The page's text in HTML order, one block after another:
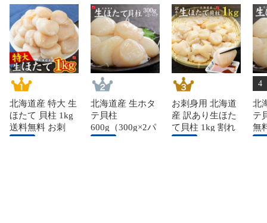
北海道産 特大 生
ほたて 貝柱 1kg
送料無料 お刺
身、バター焼
北海道産 生ホタ
テ貝柱
600g（300g×2パ
ック） お刺身 送
お刺身用 北海道
産 訳あり生ほた
て貝柱 1kg 割れ
欠け 不揃い 送料
4
北
テ
無
ラ